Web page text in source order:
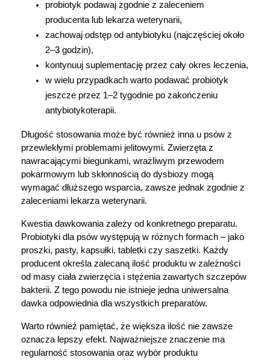
dostosowania zawartości serwisu do Twoich
preferencji. Więcej informacji znajdziesz w
naszejpolityce prywatności. Możesz określić
warunki przechowywania lub dostępu do
cookies poprzez kliknięcie przycisku
"Ustawienia" lub możesz zaakceptować
ustawienia wszystkich cookies klikając
AKCEPTUJĘ WSZYSTKIE
Ustawienia
AKCEPTUJĘ WSZYSTKIE
probiotyk podawaj zgodnie z zaleceniem
producenta lub lekarza weterynarii,
zachowaj odstęp od antybiotyku (najczęściej około
2–3 godzin),
kontynuuj suplementację przez cały okres leczenia,
w wielu przypadkach warto podawać probiotyk
jeszcze przez 1–2 tygodnie po zakończeniu
antybiotykoterapii.
Długość stosowania może być również inna u psów z
przewlekłymi problemami jelitowymi. Zwierzęta z
nawracającymi biegunkami, wrażliwym przewodem
pokarmowym lub skłonnością do dysbiozy mogą
wymagać dłuższego wsparcia, zawsze jednak zgodnie z
zaleceniami lekarza weterynarii.
Kwestia dawkowania zależy od konkretnego preparatu.
Probiotyki dla psów występują w różnych formach – jako
proszki, pasty, kapsułki, tabletki czy saszetki. Każdy
producent określa zalecaną ilość produktu w zależności
od masy ciała zwierzęcia i stężenia zawartych szczepów
bakterii. Z tego powodu nie istnieje jedna uniwersalna
dawka odpowiednia dla wszystkich preparatów.
Warto również pamiętać, że większa ilość nie zawsze
oznacza lepszy efekt. Najważniejsze znaczenie ma
regularność stosowania oraz wybór produktu